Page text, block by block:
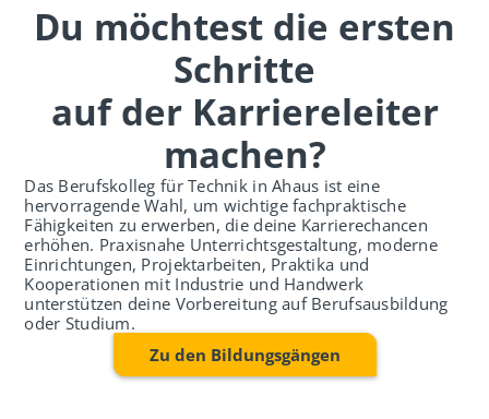
Du möchtest die ersten
Schritte
auf der Karriereleiter
machen?
Das Berufskolleg für Technik in Ahaus ist eine
hervorragende Wahl, um wichtige fachpraktische
Fähigkeiten zu erwerben, die deine Karrierechancen
erhöhen. Praxisnahe Unterrichtsgestaltung, moderne
Einrichtungen, Projektarbeiten, Praktika und
Kooperationen mit Industrie und Handwerk
unterstützen deine Vorbereitung auf Berufsausbildung
oder Studium.
Zu den Bildungsgängen